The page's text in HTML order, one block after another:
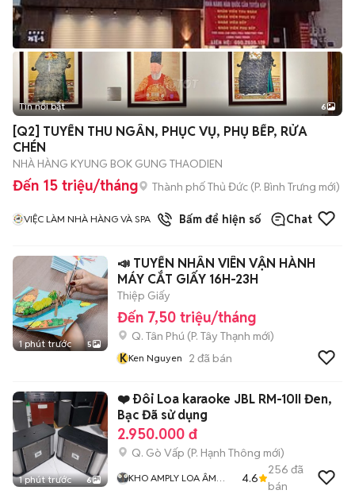
+2
Tin nổi bật 6
[Q2] TUYỂN THU NGÂN, PHỤC VỤ, PHỤ BẾP, RỬA
CHÉN
NHÀ HÀNG KYUNG BOK GUNG THAODIEN
Đến 15 triệu/tháng Thành phố Thủ Đức (P. Bình Trưng mới)
VIỆC LÀM NHÀ HÀNG VÀ SPA 1đã bánBấm để hiện số Chat
1 phút trước 5
📣 TUYỂN NHÂN VIÊN VẬN HÀNH
MÁY CẮT GIẤY 16H-23H
Thiệp Giấy
Đến 7,50 triệu/tháng
Q. Tân Phú (P. Tây Thạnh mới)
KKen Nguyen 2 đã bán
1 phút trước 6
❤️ Ðôi Loa karaoke JBL RM-10II Đen,
Bạc Đã sử dụng
2.950.000 đ
Q. Gò Vấp (P. Hạnh Thông mới)
KHO AMPLY LOA ÂM
4.6
256 đã
bán